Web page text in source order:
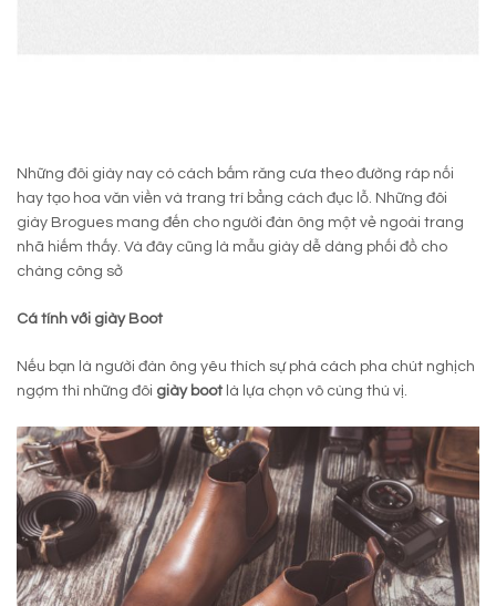
Những đôi giày nay có cách bấm răng cưa theo đường ráp nối
hay tạo hoa văn viền và trang trí bẳng cách đục lỗ. Những đôi
giày Brogues mang đến cho người đàn ông một vẻ ngoài trang
nhã hiếm thấy. Và đây cũng là mẫu giày dễ dàng phối đồ cho
chàng công sở
Cá tính với giày Boot
Nếu bạn là người đàn ông yêu thích sự phá cách pha chút nghịch
ngợm thì những đôi giày boot là lựa chọn vô cùng thú vị.